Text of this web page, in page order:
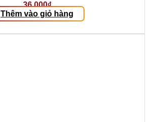
36.000₫
Thêm vào giỏ hàng